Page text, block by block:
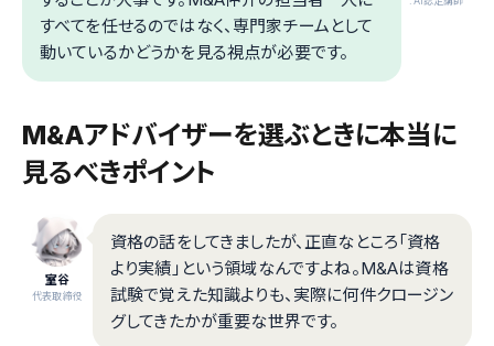
すべてを任せるのではなく、専門家チームとして
動いているかどうかを見る視点が必要です。
M&Aアドバイザーを選ぶときに本当に
見るべきポイント
室谷
代表取締役
資格の話をしてきましたが、正直なところ「資格
より実績」という領域なんですよね。M&Aは資格
試験で覚えた知識よりも、実際に何件クロージン
グしてきたかが重要な世界です。